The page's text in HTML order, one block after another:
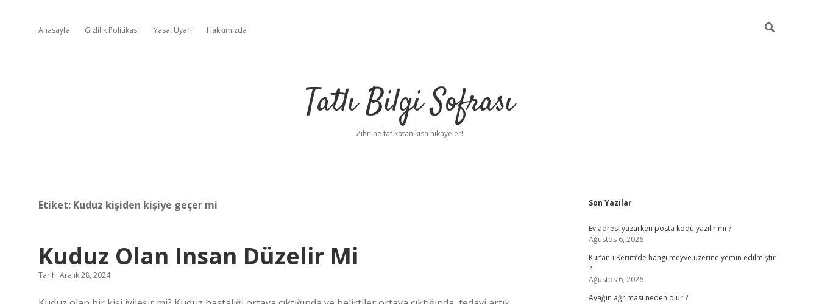
Anasayfa Gizlilik Politikası Yasal Uyarı Hakkımızda
Tatlı Bilgi Sofrası
Zihnine tat katan kısa hikayeler!
Etiket: Kuduz kişiden kişiye geçer mi
Kuduz Olan Insan Düzelir Mi
Tarih: Aralık 28, 2024
Sidebar
Son Yazılar
Ev adresi yazarken posta kodu yazılır mı ?
Ağustos 6, 2026
Kur’an-ı Kerim’de hangi meyve üzerine yemin edilmiştir
?
Ağustos 6, 2026
Ayağın ağrıması neden olur ?